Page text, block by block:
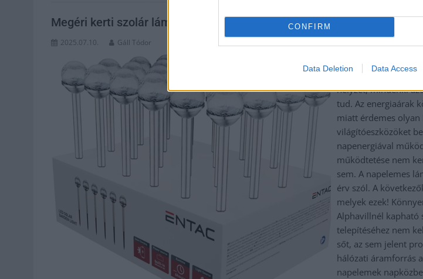
CONFIRM
Data Deletion Data Access
Megéri kerti szolár lámpát vásárolni?
2025.07.10. Gáll Tódor
Támogatott
meglehetősen
helyzet, mindenki
tud. Az energiaárak
miatt érdemes olyan
világítóeszközöket
napenergiával
működtetése nem
sem. A napelemes
érv szól. A
melyek ezek!
Alphavillnél kapható
telepítéséhez nem
sőt, az sem jelent
hálózati áramforrás
napelemek